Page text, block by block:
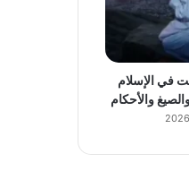
في الإسلام
والأحكام